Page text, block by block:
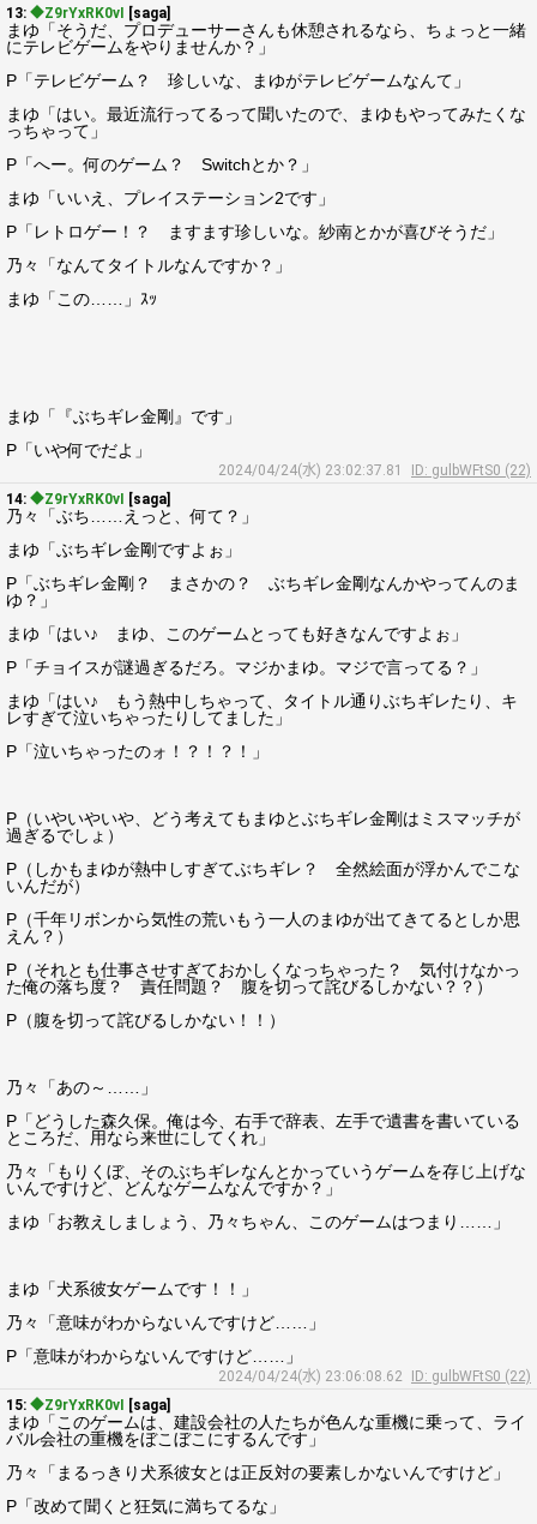
13: ◆Z9rYxRK0vI [saga]
まゆ「そうだ、プロデューサーさんも休憩されるなら、ちょっと一緒
にテレビゲームをやりませんか？」
P「テレビゲーム？ 珍しいな、まゆがテレビゲームなんて」
まゆ「はい。最近流行ってるって聞いたので、まゆもやってみたくな
っちゃって」
P「へー。何のゲーム？ Switchとか？」
まゆ「いいえ、プレイステーション2です」
P「レトロゲー！？ ますます珍しいな。紗南とかが喜びそうだ」
乃々「なんてタイトルなんですか？」
まゆ「この……」ｽｯ
まゆ「『ぶちギレ金剛』です」
P「いや何でだよ」
2024/04/24(水) 23:02:37.81
ID: gulbWFtS0 (22)
14: ◆Z9rYxRK0vI [saga]
乃々「ぶち……えっと、何て？」
まゆ「ぶちギレ金剛ですよぉ」
P「ぶちギレ金剛？ まさかの？ ぶちギレ金剛なんかやってんのま
ゆ？」
まゆ「はい♪ まゆ、このゲームとっても好きなんですよぉ」
P「チョイスが謎過ぎるだろ。マジかまゆ。マジで言ってる？」
まゆ「はい♪ もう熱中しちゃって、タイトル通りぶちギレたり、キ
レすぎて泣いちゃったりしてました」
P「泣いちゃったのォ！？！？！」
P（いやいやいや、どう考えてもまゆとぶちギレ金剛はミスマッチが
過ぎるでしょ）
P（しかもまゆが熱中しすぎてぶちギレ？ 全然絵面が浮かんでこな
いんだが）
P（千年リボンから気性の荒いもう一人のまゆが出てきてるとしか思
えん？）
P（それとも仕事させすぎておかしくなっちゃった？ 気付けなかっ
た俺の落ち度？ 責任問題？ 腹を切って詫びるしかない？？）
P（腹を切って詫びるしかない！！）
乃々「あの～……」
P「どうした森久保。俺は今、右手で辞表、左手で遺書を書いている
ところだ、用なら来世にしてくれ」
乃々「もりくぼ、そのぶちギレなんとかっていうゲームを存じ上げな
いんですけど、どんなゲームなんですか？」
まゆ「お教えしましょう、乃々ちゃん、このゲームはつまり……」
まゆ「犬系彼女ゲームです！！」
乃々「意味がわからないんですけど……」
P「意味がわからないんですけど……」
2024/04/24(水) 23:06:08.62
ID: gulbWFtS0 (22)
15: ◆Z9rYxRK0vI [saga]
まゆ「このゲームは、建設会社の人たちが色んな重機に乗って、ライ
バル会社の重機をぼこぼこにするんです」
乃々「まるっきり犬系彼女とは正反対の要素しかないんですけど」
P「改めて聞くと狂気に満ちてるな」